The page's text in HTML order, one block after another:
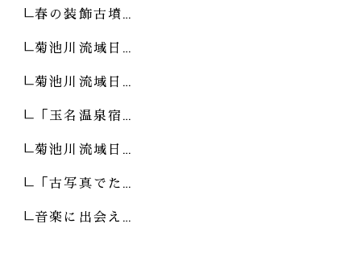
春の装飾古墳…
菊池川流域日…
菊池川流域日…
「玉名温泉宿…
菊池川流域日…
「古写真でた…
音楽に出会え…